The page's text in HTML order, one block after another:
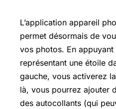
L’application appareil
permet désormais de
vos photos. En appuyant
représentant une étoile
gauche, vous activerez
là, vous pourrez ajouter
des autocollants (qui